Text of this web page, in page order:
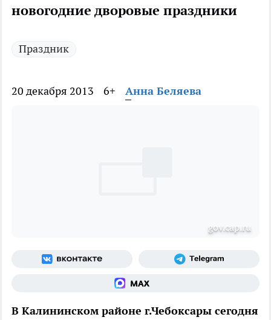
новогодние дворовые праздники
Праздник
20 декабря 2013 6+ Анна Беляева
gov.cap.ru
В Калининском районе г.Чебоксары сегодня